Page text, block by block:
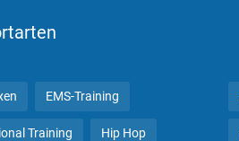
EMS-Training
Training Hip Hop